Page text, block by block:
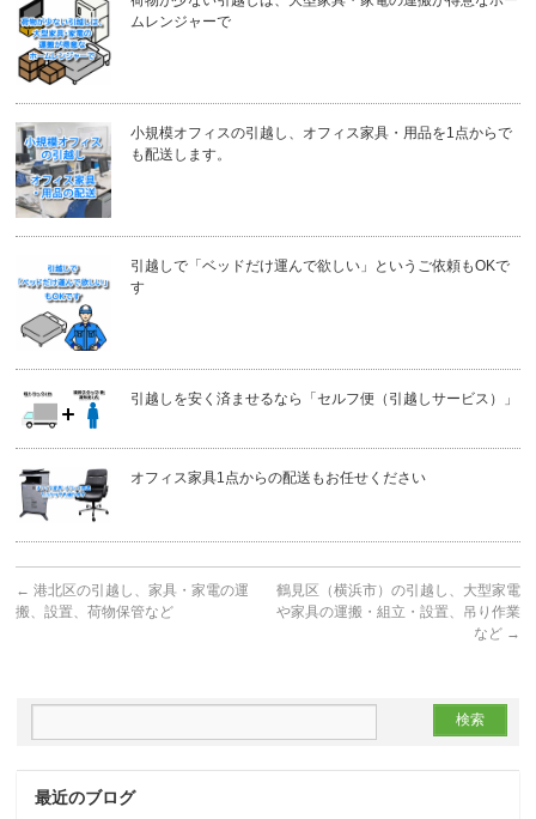
ムレンジャーで
小規模オフィスの引越し、オフィス家具・用品を1点からで
も配送します。
引越しで「ベッドだけ運んで欲しい」というご依頼もOKで
す
引越しを安く済ませるなら「セルフ便（引越しサービス）」
オフィス家具1点からの配送もお任せください
← 港北区の引越し、家具・家電の運
搬、設置、荷物保管など
鶴見区（横浜市）の引越し、大型家電
や家具の運搬・組立・設置、吊り作業
など →
最近のブログ